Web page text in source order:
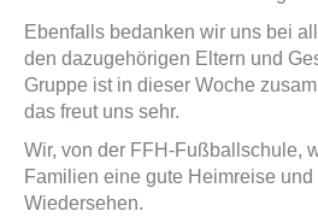
Ebenfalls bedanken wir uns bei
den dazugehörigen Eltern und
Gruppe ist in dieser Woche
das freut uns sehr.
Wir, von der FFH-Fußballschule,
Familien eine gute Heimreise
Wiedersehen.